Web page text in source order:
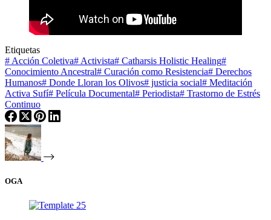
Etiquetas
# Acción Coletiva# Activista# Catharsis Holistic Healing#
Conocimiento Ancestral# Curación como Resistencia# Derechos
Humanos# Donde Lloran los Olivos# justicia social# Meditación
Activa Sufí# Película Documental# Periodista# Trastorno de Estrés
Continuo
OGA